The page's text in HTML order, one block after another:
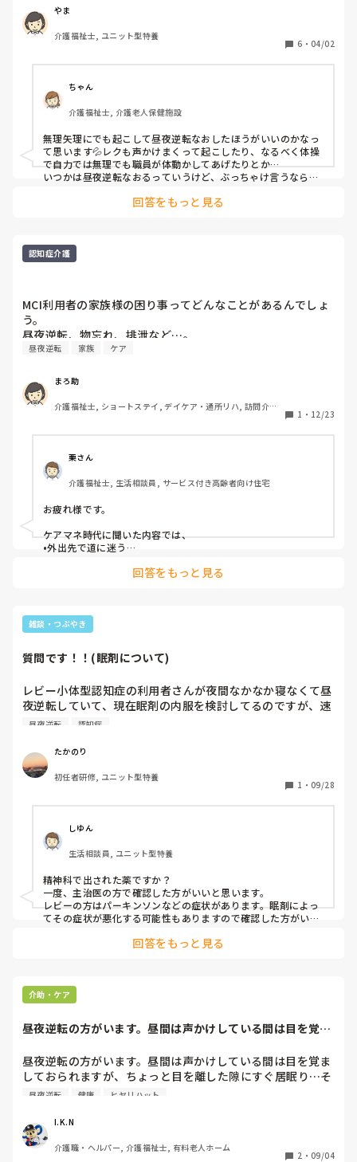
ということで、日中ベッドで寝ています。
変わらず夜間起きている状態。
それでも、日中ベッドで寝ていた方がいいですか？
やま
介護福祉士, ユニット型特養
6 ・ 04/02
ちゃん
介護福祉士, 介護老人保健施設
無理矢理にでも起こして昼夜逆転なおしたほうがいいのかなっ
て思います💦レクも声かけまくって起こしたり、なるべく体操
で自力では無理でも職員が体動かしてあげたりとか…
いつかは昼夜逆転なおるっていうけど、ぶっちゃけ言うなら夜
張っていただいた方がいいと思いますよ💦
回答をもっと見る
認知症介護
MCI利用者の家族様の困り事ってどんなことがあるんでしょ
う。
昼夜逆転、物忘れ、排泄など…。
昼夜逆転 家族 ケア
まろ助
介護福祉士, ショートステイ, デイケア・通所リハ, 訪問介護,
1 ・ 12/23
栗さん
介護福祉士, 生活相談員, サービス付き高齢者向け住宅
お疲れ様です。
ケアマネ時代に聞いた内容では、
•外出先で道に迷う
•話した内容を忘れて怒る 回答をもっと見る
雑談・つぶやき
質問です！！(眠剤について)
レビー小体型認知症の利用者さんが夜間なかなか寝なくて昼
夜逆転していて、現在眠剤の内服を検討してるのですが、速
攻型の眠剤と中間作用型の眠剤を多剤併用ってしてもいいの
昼夜逆転 認知症
たかのり
初任者研修, ユニット型特養
1 ・ 09/28
しゆん
生活相談員, ユニット型特養
精神科で出された薬ですか？
一度、主治医の方で確認した方がいいと思います。
レビーの方はパーキンソンなどの症状があります。眠剤によっ
てその症状が悪化する可能性もありますので確認した方がいい
また、昼夜逆転されてる方は生活習慣を改善してからではない
回答をもっと見る
介助・ケア
昼夜逆転の方がいます。昼間は声かけしている間は目を覚ま
昼夜逆転の方がいます。昼間は声かけしている間は目を覚ま
しておられますが、ちょっと目を離した隙にすぐ居眠り…そ
して夕方から目がらんらんとしてきます。睡眠薬も検討され
眠剤には踏み切れません。かと思えば24時間ずっと寝ている
こともしばしば。健康な生活リズムに戻すのに、なにか良い
方法あるのでしょうか？
昼夜逆転 健康 ヒヤリハット
I.K.N
介護職・ヘルパー, 介護福祉士, 有料老人ホーム
2 ・ 09/04